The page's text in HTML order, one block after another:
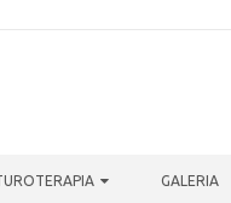
GALERIA